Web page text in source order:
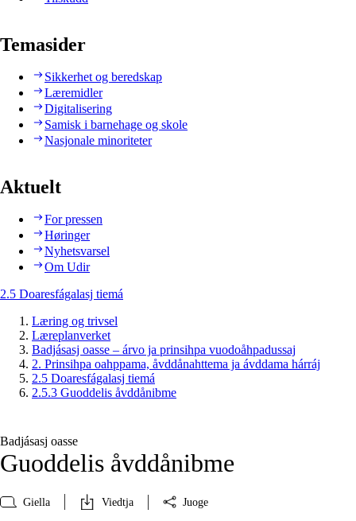
Temasider
Sikkerhet og beredskap
Læremidler
Digitalisering
Samisk i barnehage og skole
Nasjonale minoriteter
Aktuelt
For pressen
Høringer
Nyhetsvarsel
Om Udir
2.5 Doaresfágalasj tiemá
Læring og trivsel
Læreplanverket
Badjásasj oasse – árvo ja prinsihpa vuodoåhpadussaj
2. Prinsihpa oahppama, åvddånahttema ja ávddama hárráj
2.5 Doaresfágalasj tiemá
2.5.3 Guoddelis åvddånibme
Badjásasj oasse
Guoddelis åvddånibme
Giella Viedtja Juoge